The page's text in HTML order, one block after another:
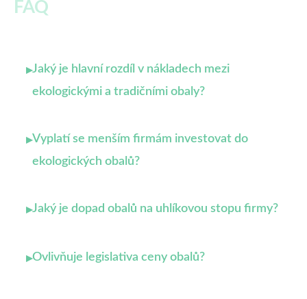
FAQ
▸Jaký je hlavní rozdíl v nákladech mezi
ekologickými a tradičními obaly?
▸Vyplatí se menším firmám investovat do
ekologických obalů?
▸Jaký je dopad obalů na uhlíkovou stopu firmy?
▸Ovlivňuje legislativa ceny obalů?